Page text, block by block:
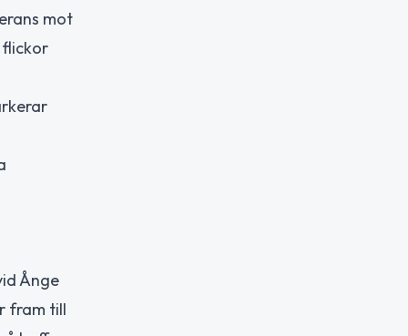
mot
flickor
Ånge
fram till